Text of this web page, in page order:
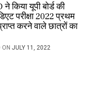
ने किया यूपी बोर्ड की
परीक्षा 2022 प्रथम
करने वाले छात्रों का
ONJULY 11, 2022